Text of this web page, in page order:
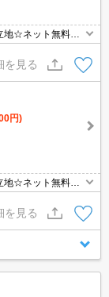
地☆ネット無料等
のほかネット非
ます。お気軽にお
を見る
円)
地☆ネット無料等
のほかネット非
ます。お気軽にお
を見る